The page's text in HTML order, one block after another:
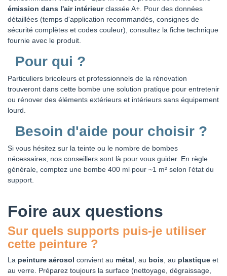
émission dans l'air intérieurclassée A+. Pour des données
détaillées (temps d'application recommandés, consignes de
sécurité complètes et codes couleur), consultez la fiche technique
fournie avec le produit.
Pour qui ?
Particuliers bricoleurs et professionnels de la rénovation
trouveront dans cette bombe une solution pratique pour entretenir
ou rénover des éléments extérieurs et intérieurs sans équipement
lourd.
Besoin d'aide pour choisir ?
Si vous hésitez sur la teinte ou le nombre de bombes
nécessaires, nos conseillers sont là pour vous guider. En règle
générale, comptez une bombe 400 ml pour ~1 m² selon l'état du
support.
Foire aux questions
Sur quels supports puis-je utiliser
cette peinture ?
La peinture aérosol convient au métal , au bois , au plastique et
au verre. Préparez toujours la surface (nettoyage, dégraissage,